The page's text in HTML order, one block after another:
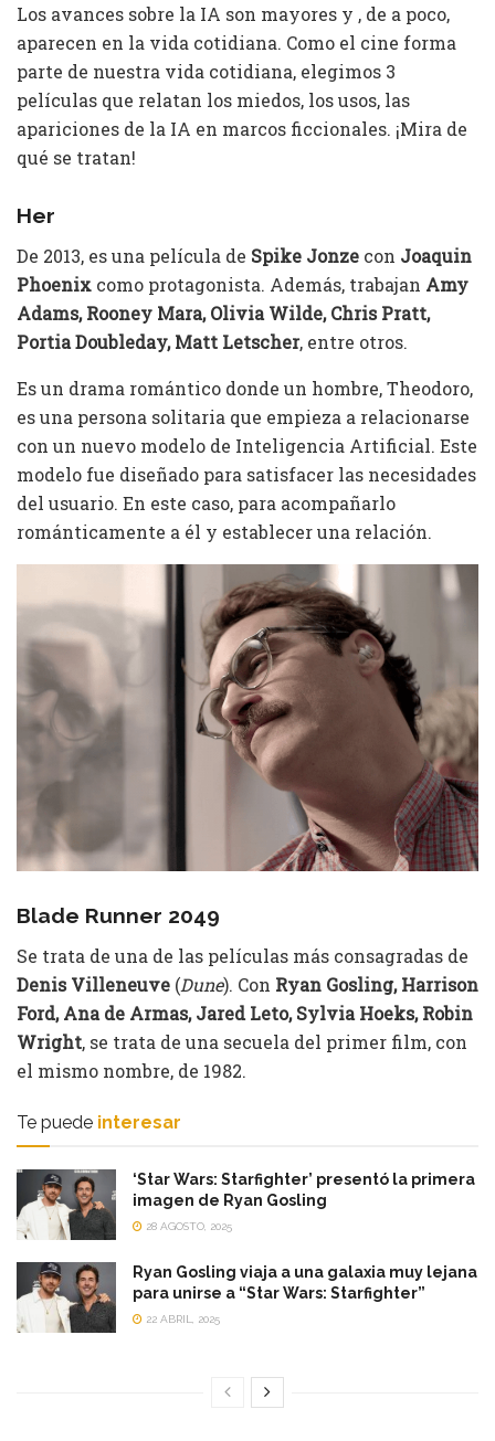
Los avances sobre la IA son mayores y , de a poco,
aparecen en la vida cotidiana. Como el cine forma
parte de nuestra vida cotidiana, elegimos 3
películas que relatan los miedos, los usos, las
apariciones de la IA en marcos ficcionales. ¡Mira de
qué se tratan!
Her
De 2013, es una película de Spike Jonze con Joaquin
Phoenix como protagonista. Además, trabajan Amy
Adams, Rooney Mara, Olivia Wilde, Chris Pratt,
Portia Doubleday, Matt Letscher, entre otros.
Es un drama romántico donde un hombre, Theodoro,
es una persona solitaria que empieza a relacionarse
con un nuevo modelo de Inteligencia Artificial. Este
modelo fue diseñado para satisfacer las necesidades
del usuario. En este caso, para acompañarlo
románticamente a él y establecer una relación.
Blade Runner 2049
Se trata de una de las películas más consagradas de
Denis Villeneuve (Dune). Con Ryan Gosling, Harrison
Ford, Ana de Armas, Jared Leto, Sylvia Hoeks, Robin
Wright, se trata de una secuela del primer film, con
el mismo nombre, de 1982.
Te puede interesar
‘Star Wars: Starfighter’ presentó la primera
imagen de Ryan Gosling
28 AGOSTO, 2025
Ryan Gosling viaja a una galaxia muy lejana
para unirse a “Star Wars: Starfighter”
22 ABRIL, 2025